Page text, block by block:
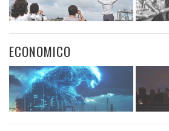
ECONOMICO